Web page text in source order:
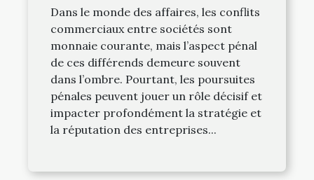
Dans le monde des affaires, les conflits
commerciaux entre sociétés sont
monnaie courante, mais l’aspect pénal
de ces différends demeure souvent
dans l’ombre. Pourtant, les poursuites
pénales peuvent jouer un rôle décisif et
impacter profondément la stratégie et
la réputation des entreprises...